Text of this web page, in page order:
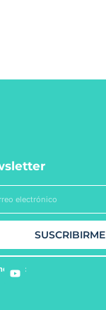
SUSCRIBIRME
en: